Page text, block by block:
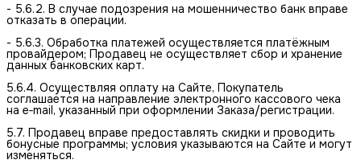
- 5.6.2. В случае подозрения на мошенничество банк вправе
отказать в операции.
- 5.6.3. Обработка платежей осуществляется платёжным
провайдером; Продавец не осуществляет сбор и хранение
данных банковских карт.
5.6.4. Осуществляя оплату на Сайте, Покупатель
соглашается на направление электронного кассового чека
на e‑mail, указанный при оформлении Заказа/регистрации.
5.7. Продавец вправе предоставлять скидки и проводить
бонусные программы; условия указываются на Сайте и могут
изменяться.